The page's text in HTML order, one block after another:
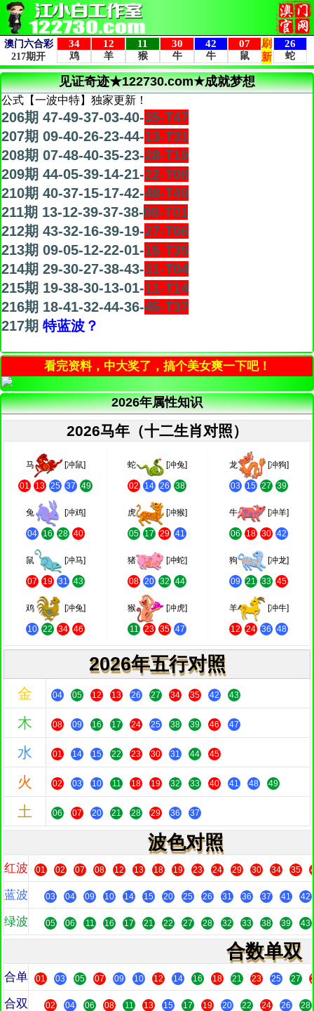
见证奇迹★122730.com★成就梦想
公式【一波中特】独家更新！
206期 47-49-37-03-40-35-T47
207期 09-40-26-23-44-13-T31
208期 07-48-40-35-23-28-T19
209期 44-05-39-14-21-22-T08
210期 40-37-15-17-42-48-T49
211期 13-12-39-37-38-08-T01
212期 43-32-16-39-19-27-T06
213期 09-05-12-22-01-15-T35
214期 29-30-27-38-43-31-T04
215期 19-38-30-13-01-11-T14
216期 18-41-32-44-36-45-T37
217期 特蓝波？
看完资料，中大奖了，搞个美女爽一下吧！
2026年属性知识
2026马年（十二生肖对照）
马 [冲鼠]
01 13 25 37 49
蛇 [冲兔]
02 14 26 38
龙 [冲狗]
03 15 27 39
兔 [冲鸡]
04 16 28 40
虎 [冲猴]
05 17 29 41
牛 [冲羊]
06 18 30 42
鼠 [冲马]
07 19 31 43
猪 [冲蛇]
08 20 32 44
狗 [冲龙]
09 21 33 45
鸡 [冲兔]
10 22 34 46
猴 [冲虎]
11 23 35 47
羊 [冲牛]
12 24 36 48
2026年五行对照
金 04 05 12 13 26 27 34 35 42 43
木 08 09 16 17 24 25 38 39 46 47
水 01 14 15 22 23 30 31 44 45
火 02 03 10 11 18 19 32 33 40 41 48 49
土 06 07 20 21 28 29 36 37
波色对照
红波 01 02 07 08 12 13 18 19 23 24 29 30 34 35
蓝波 03 04 09 10 14 15 20 25 26 31 36 37 41 42
绿波 05 06 11 16 17 21 22 27 28 32 33 38 39 43
合数单双
合单 01 03 05 07 09 10 12 14 16 18 21 23 25 27
合双 02 04 06 08 11 13 15 17 19 20 22 24 26 28